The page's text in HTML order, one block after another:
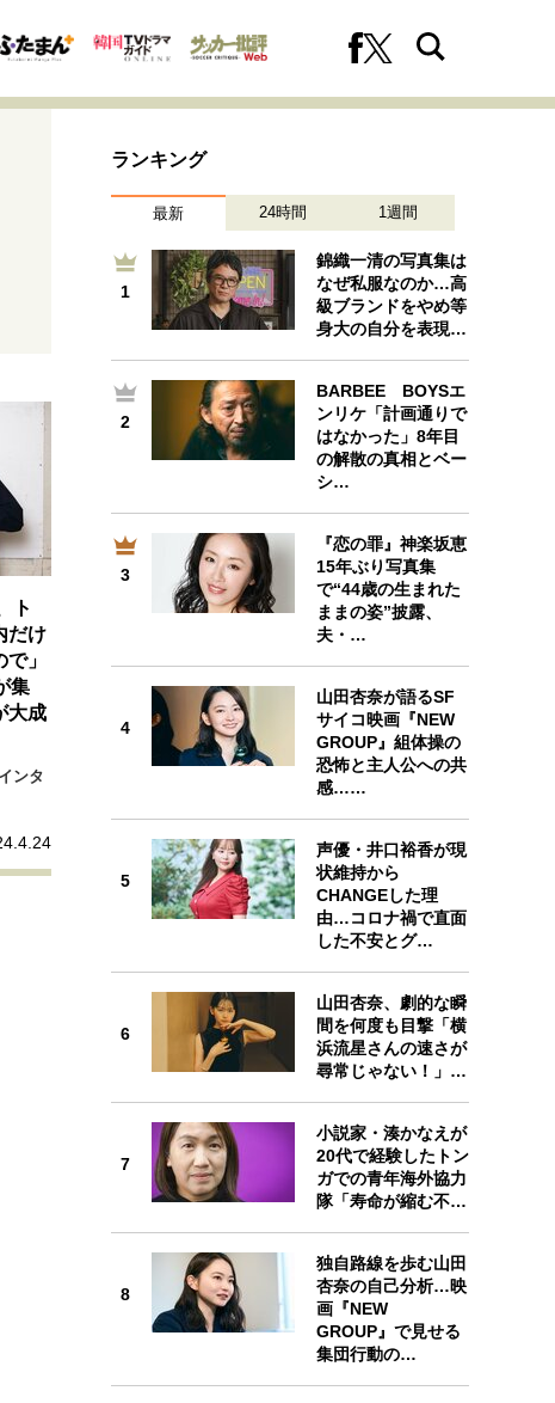
プロフェッショナルの矜持
ファーストキャリアを拓く
プが描く未来
忘れられない言葉
ーとの歩み方
親になるということ
ザイン
ト
だけ
」
集
大成
ンタ
ランキング
最新 24時間 1週間
1
錦織一清の写真集は
なぜ私服なのか…高
級ブランドをやめ等
身大の自分を表現…
2
BARBEE BOYSエ
ンリケ「計画通りで
はなかった」8年目
の解散の真相とベー
シ…
3
『恋の罪』神楽坂恵
15年ぶり写真集
で“44歳の生まれた
ままの姿”披露、
夫・…
4
山田杏奈が語るSF
サイコ映画『NEW
GROUP』組体操の
恐怖と主人公への共
感……
5
声優・井口裕香が現
状維持から
CHANGEした理
由…コロナ禍で直面
した不安とグ…
6
山田杏奈、劇的な瞬
間を何度も目撃「横
浜流星さんの速さが
尋常じゃない！」…
7
小説家・湊かなえが
20代で経験したトン
ガでの青年海外協力
隊「寿命が縮む不…
8
独自路線を歩む山田
杏奈の自己分析…映
画『NEW
GROUP』で見せる
集団行動の…